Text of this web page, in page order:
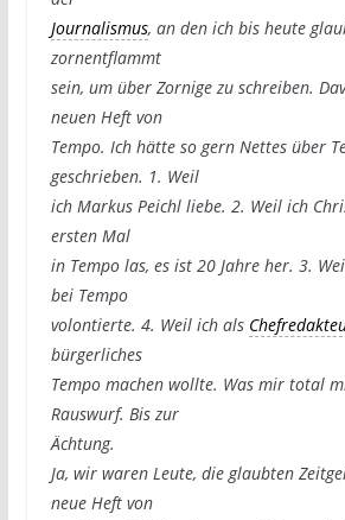
Journalismus, an den ich bis heute
zornentflammt
sein, um über Zornige zu schreiben.
neuen Heft von
Tempo. Ich hätte so gern Nettes über
geschrieben. 1. Weil
ich Markus Peichl liebe. 2. Weil ich
ersten Mal
in Tempo las, es ist 20 Jahre her. 3.
bei Tempo
volontierte. 4. Weil ich als
bürgerliches
Tempo machen wollte. Was mir total
Rauswurf. Bis zur
Ächtung.
Ja, wir waren Leute, die glaubten
neue Heft von